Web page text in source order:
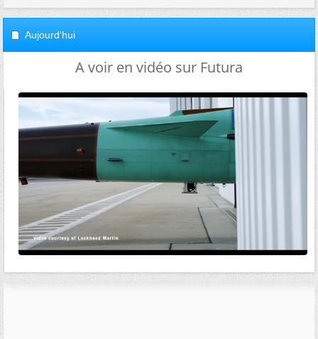
Aujourd'hui
A voir en vidéo sur Futura